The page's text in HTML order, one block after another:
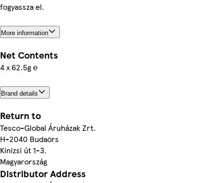
fogyassza el.
More information
Net Contents
4 x 62.5g ℮
Brand details
Return to
Tesco-Global Áruházak Zrt.
H-2040 Budaörs
Kinizsi út 1-3.
Magyarország
Distributor Address